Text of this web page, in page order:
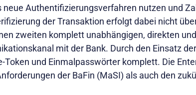
neue Authentifizierungsverfahren nutzen und
der Transaktion erfolgt dabei nicht
zweiten komplett unabhängigen, direkten
mit der Bank. Durch den Einsatz
Token und Einmalpasswörter komplett. Die
der BaFin (MaSI) als auch den